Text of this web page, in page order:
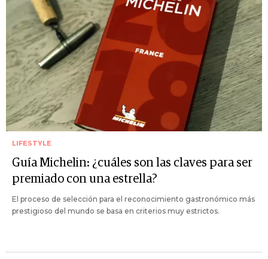
LIFESTYLE
Guía Michelin: ¿cuáles son las claves para ser
premiado con una estrella?
El proceso de selección para el reconocimiento gastronómico más
prestigioso del mundo se basa en criterios muy estrictos.